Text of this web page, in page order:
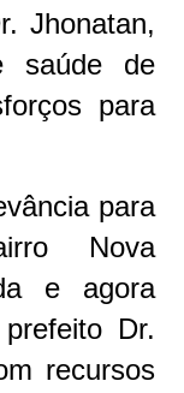
Jhonatan,
saúde de
para
para
Nova
e agora
Dr.
recursos